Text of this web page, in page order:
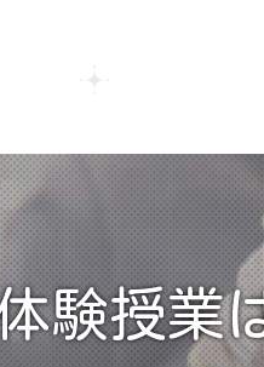
験授業